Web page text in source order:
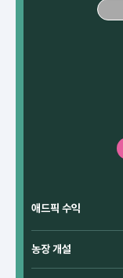
애드픽 수익
농장 개설